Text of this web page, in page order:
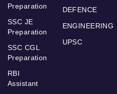
Preparation
SSC JE
Preparation
SSC CGL
Preparation
RBI
Assistant
DEFENCE
ENGINEERING
UPSC